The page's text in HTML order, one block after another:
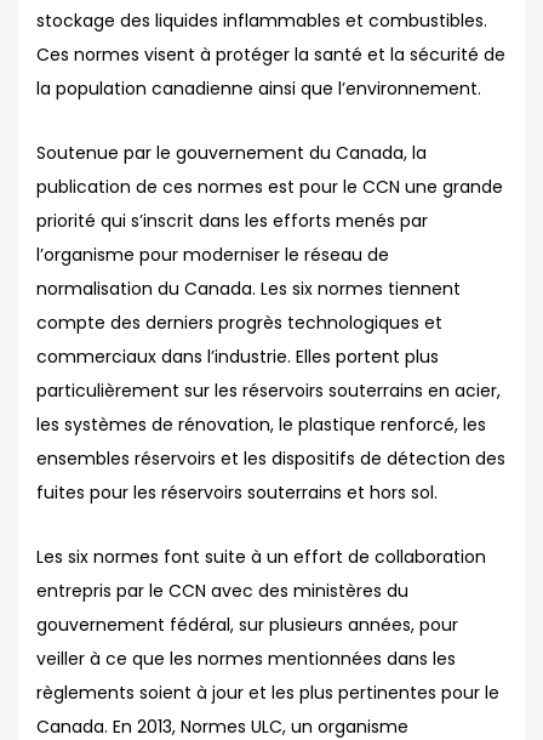
stockage des liquides inflammables et combustibles.
Ces normes visent à protéger la santé et la sécurité de
la population canadienne ainsi que l’environnement.
Soutenue par le gouvernement du Canada, la
publication de ces normes est pour le CCN une grande
priorité qui s’inscrit dans les efforts menés par
l’organisme pour moderniser le réseau de
normalisation du Canada. Les six normes tiennent
compte des derniers progrès technologiques et
commerciaux dans l’industrie. Elles portent plus
particulièrement sur les réservoirs souterrains en acier,
les systèmes de rénovation, le plastique renforcé, les
ensembles réservoirs et les dispositifs de détection des
fuites pour les réservoirs souterrains et hors sol.
Les six normes font suite à un effort de collaboration
entrepris par le CCN avec des ministères du
gouvernement fédéral, sur plusieurs années, pour
veiller à ce que les normes mentionnées dans les
règlements soient à jour et les plus pertinentes pour le
Canada. En 2013, Normes ULC, un organisme